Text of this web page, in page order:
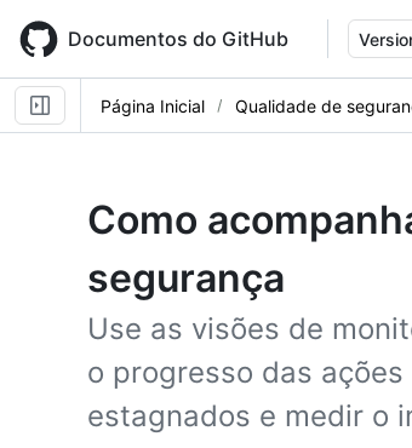
main
content
Documentos do GitHub
Página Inicial Qualidade de
Como
segurança
Use as visões de
o progresso das
estagnados e medir o